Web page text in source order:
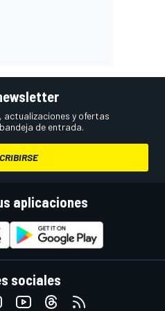
y ofertas
de entrada.
aplicaciones
sociales